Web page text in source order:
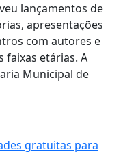
lançamentos de
apresentações
com autores e
faixas etárias. A
Municipal de
gratuitas para